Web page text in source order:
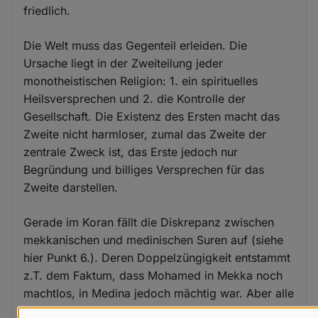
friedlich.
Die Welt muss das Gegenteil erleiden. Die
Ursache liegt in der Zweiteilung jeder
monotheistischen Religion: 1. ein spirituelles
Heilsversprechen und 2. die Kontrolle der
Gesellschaft. Die Existenz des Ersten macht das
Zweite nicht harmloser, zumal das Zweite der
zentrale Zweck ist, das Erste jedoch nur
Begründung und billiges Versprechen für das
Zweite darstellen.
Gerade im Koran fällt die Diskrepanz zwischen
mekkanischen und medinischen Suren auf (siehe
hier Punkt 6.). Deren Doppelzüngigkeit entstammt
z.T. dem Faktum, dass Mohamed in Mekka noch
machtlos, in Medina jedoch mächtig war. Aber alle
Suren verblieben im Koran, weil sich damit